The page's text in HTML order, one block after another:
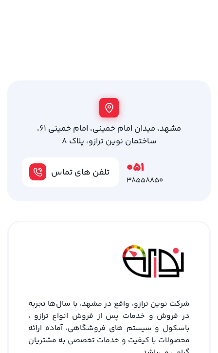
مشهد، میدان امام خمینی، امام خمینی 61،
ساختمان نوین ترازو، پلاک 8
تلفن های تماس 051
38558850
شرکت نوین ترازو، واقع در مشهد، با سال‌ها تجربه
در فروش و خدمات پس از فروش انواع ترازو ،
باسکول و سیستم های فروشگاهی، آماده ارائه
محصولات با کیفیت و خدمات تخصصی به مشتریان